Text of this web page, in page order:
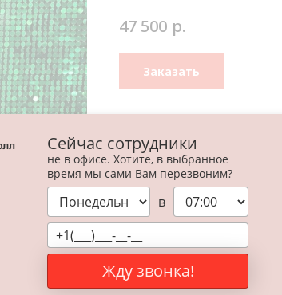
47 500 р.
Заказать
В состав входит:
Пайетки;
2 столбика покрытые
Таблички и логотипы за
Доставка за МКАД - 50 р\км
Сейчас сотрудники
не в офисе. Хотите, в выбранное
время мы сами Вам перезвоним?
в
Жду звонка!